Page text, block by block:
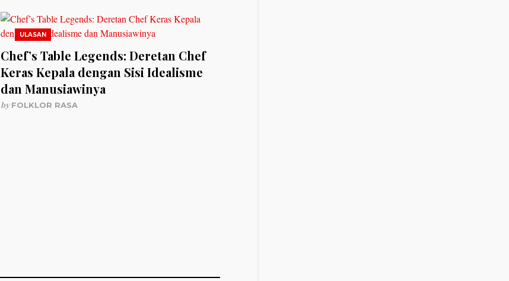
ULASAN
Chef’s Table Legends: Deretan Chef
Keras Kepala dengan Sisi Idealisme
dan Manusiawinya
byFOLKLOR RASA